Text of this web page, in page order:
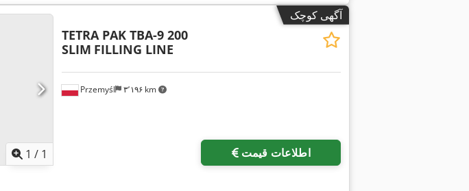
آگهی کوچک
1 / 1
Przemyśl ۳٬۱۹۶ km
TETRA PAK TBA-9 200
SLIM FILLING LINE
اطلاعات قیمت